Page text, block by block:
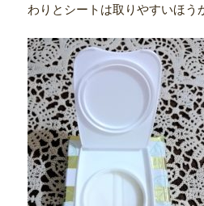
わりとシートは取りやすいほ